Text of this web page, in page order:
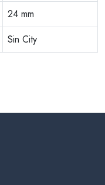
24 mm
Sin City